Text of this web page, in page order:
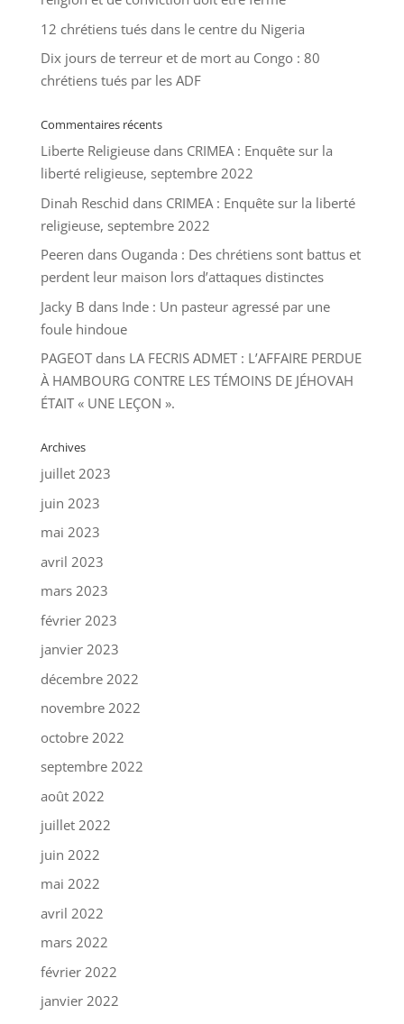
12 chrétiens tués dans le centre du Nigeria
Dix jours de terreur et de mort au Congo : 80
chrétiens tués par les ADF
Commentaires récents
Liberte Religieusedans CRIMEA : Enquête sur la
liberté religieuse, septembre 2022
Dinah Reschid dans CRIMEA : Enquête sur la liberté
religieuse, septembre 2022
Peeren dans Ouganda : Des chrétiens sont battus et
perdent leur maison lors d’attaques distinctes
Jacky B dans Inde : Un pasteur agressé par une
foule hindoue
PAGEOTdans LA FECRIS ADMET : L’AFFAIRE PERDUE
À HAMBOURG CONTRE LES TÉMOINS DE JÉHOVAH
ÉTAIT « UNE LEÇON ».
Archives
juillet 2023
juin 2023
mai 2023
avril 2023
mars 2023
février 2023
janvier 2023
décembre 2022
novembre 2022
octobre 2022
septembre 2022
août 2022
juillet 2022
juin 2022
mai 2022
avril 2022
mars 2022
février 2022
janvier 2022